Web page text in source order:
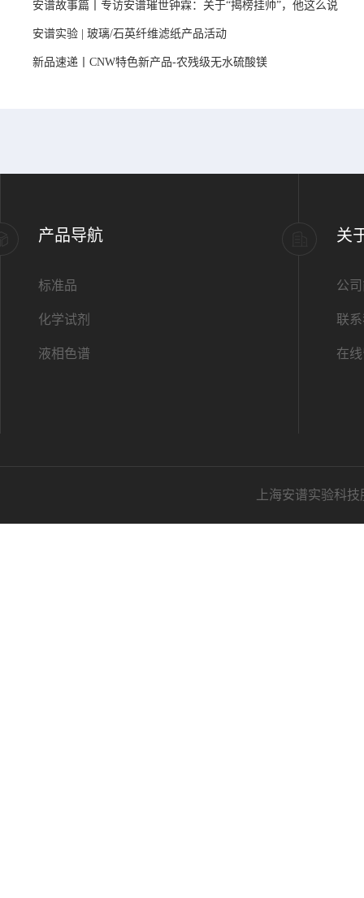
安谱故事篇丨专访安谱璀世钟霖：关于“揭榜挂帅”，他这么说
安谱实验 | 玻璃/石英纤维滤纸产品活动
新品速递丨CNW特色新产品-农残级无水硫酸镁
产品导航
标准品
化学试剂
液相色谱
关
公
联
在
上海安谱实验科